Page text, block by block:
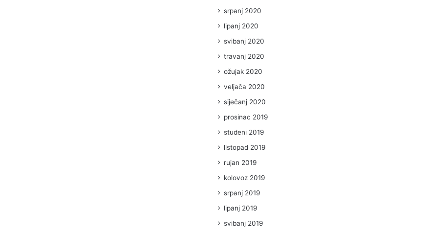
srpanj 2020
lipanj 2020
svibanj 2020
travanj 2020
ožujak 2020
veljača 2020
siječanj 2020
prosinac 2019
studeni 2019
listopad 2019
rujan 2019
kolovoz 2019
srpanj 2019
lipanj 2019
svibanj 2019